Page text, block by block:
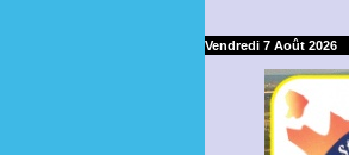
Vendredi 7 Août 2026